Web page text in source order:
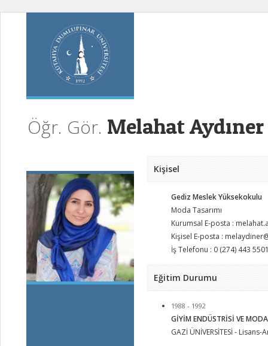
Öğr. Gör. Melahat Aydıner
Kişisel
Gediz Meslek Yüksekokulu
Moda Tasarımı
Kurumsal E-posta :
Kişisel E-posta :
İş Telefonu : 0 (274) 443
Eğitim Durumu
1988 - 1992
GİYİM ENDÜSTRİSİ VE
GAZİ ÜNİVERSİTESİ - Lisans-